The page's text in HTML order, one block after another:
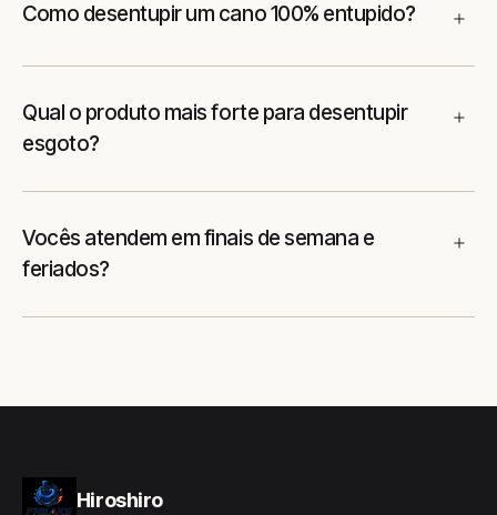
Como desentupir um cano 100% entupido?
Qual o produto mais forte para desentupir
esgoto?
Vocês atendem em finais de semana e
feriados?
Hiroshiro